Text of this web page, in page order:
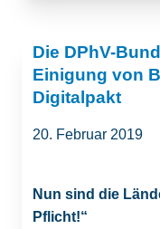
Die DPhV-
Einigung von
Digitalpakt
20. Februar 2019
Nun sind die
Pflicht!“